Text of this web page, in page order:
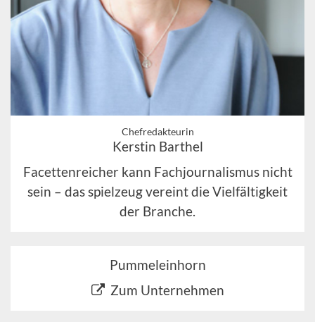
Chefredakteurin
Kerstin Barthel
Facettenreicher kann Fachjournalismus nicht
sein – das spielzeug vereint die Vielfältigkeit
der Branche.
Pummeleinhorn
Zum Unternehmen